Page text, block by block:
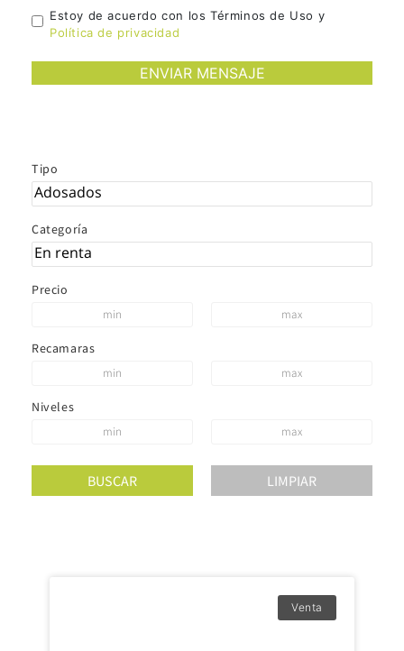
Estoy de acuerdo con los Términos de Uso y
Política de privacidad
Tipo
Categoría
Precio
Recamaras
Niveles
Venta